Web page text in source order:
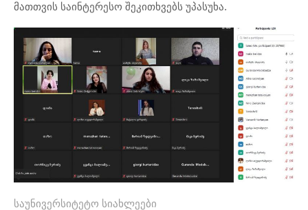
მათთვის საინტერესო შეკითხვებს უპასუხა.
საუნივერსიტეტო სიახლეები